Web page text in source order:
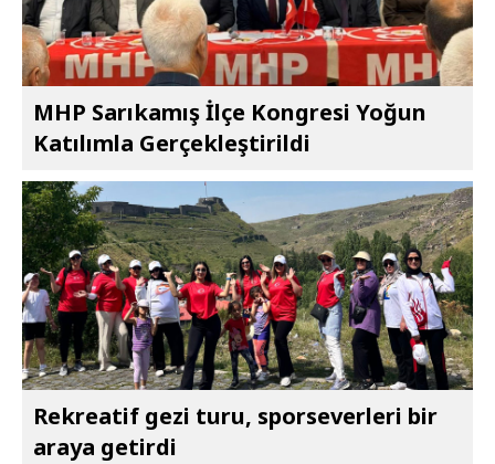
MHP Sarıkamış İlçe Kongresi Yoğun
Katılımla Gerçekleştirildi
Rekreatif gezi turu, sporseverleri bir
araya getirdi